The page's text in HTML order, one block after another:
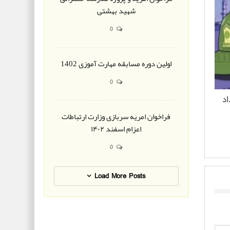
شهید بهشتی
اولین دوره مسابقه مهارت آموزی 1402
فراخوان امریه سربازی وزارت ارتباطات
اعزام اسفند ۱۴۰۲
Load More Posts